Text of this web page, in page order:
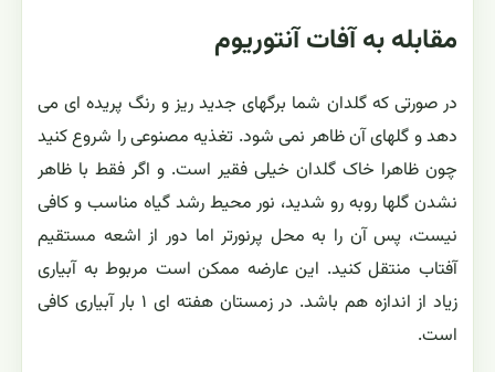
مقابله به آفات آنتوریوم
در صورتی که گلدان شما برگهای جدید ریز و رنگ پریده ای می
دهد و گلهای آن ظاهر نمی شود. تغذیه مصنوعی را شروع کنید
چون ظاهرا خاک گلدان خیلی فقیر است. و اگر فقط با ظاهر
نشدن گلها روبه رو شدید، نور محیط رشد گیاه مناسب و کافی
نیست، پس آن را به محل پرنورتر اما دور از اشعه مستقیم
آفتاب منتقل کنید. این عارضه ممکن است مربوط به آبیاری
زیاد از اندازه هم باشد. در زمستان هفته ای ۱ بار آبیاری کافی
است.